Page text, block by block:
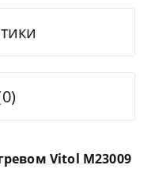
Vitol M23009